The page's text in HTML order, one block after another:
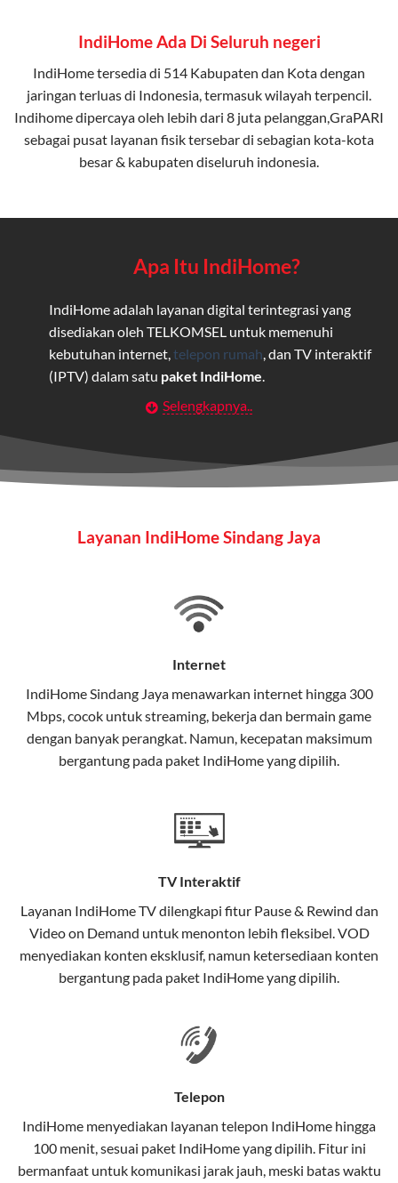
IndiHome Ada Di Seluruh negeri
IndiHome tersedia di 514 Kabupaten dan Kota dengan
jaringan terluas di Indonesia, termasuk wilayah terpencil.
Indihome dipercaya oleh lebih dari 8 juta pelanggan,GraPARI
sebagai pusat layanan fisik tersebar di sebagian kota-kota
besar & kabupaten diseluruh indonesia.
Apa Itu IndiHome?
IndiHome adalah layanan digital terintegrasi yang
disediakan oleh TELKOMSEL untuk memenuhi
kebutuhan internet, telepon rumah , dan TV interaktif
(IPTV) dalam satu paket IndiHome
Layanan Wifi Indihome ini dirancang untuk
maupun individu yang membutuhkan konektivitas dan
hiburan berkualitas tinggi.
pengguna rumah dan bisnis.
stabil, dan memiliki berbagai pilihan paket IndiHome
Selain internet, layanan IndiHome juga mencakup TV
interaktif (IndiHome TV) dan telepon rumah dalam
satu paket.
Teknologi di Balik WiFi IndiHome
Wifi IndiHome menggunakan teknologi Fiber To The
menggunakan kabel serat optik hingga ke rumah
pelanggan. Teknologi ini memiliki beberapa
keunggulan:
Kecepatan Tinggi
dibandingkan kabel tembaga atau DSL.
elektromagnetik, sehingga koneksi tetap lancar.
Latensi Rendah
Selengkapnya..
Layanan IndiHome Sindang Jaya
Internet
IndiHome Sindang Jaya menawarkan internethingga 300
Mbps, cocok untuk streaming, bekerja dan bermain game
dengan banyak perangkat. Namun, kecepatan maksimum
bergantung pada paket IndiHome yang dipilih.
TV Interaktif
Layanan IndiHome TVdilengkapi fitur Pause & Rewind dan
Video on Demand untuk menonton lebih fleksibel. VOD
menyediakan konten eksklusif, namun ketersediaan konten
bergantung pada paket IndiHome yang dipilih.
Telepon
IndiHome menyediakan layanan telepon IndiHome hingga
100 menit, sesuai paket IndiHome yang dipilih. Fitur ini
bermanfaat untuk komunikasi jarak jauh, meski batas waktu